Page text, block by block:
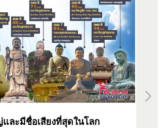
ละมีชื่อเสียงที่สุดในโลก